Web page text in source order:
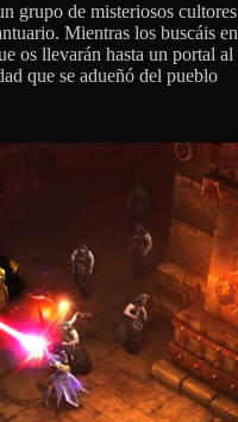
grupo de misteriosos cultores
Mientras los buscáis en
os llevarán hasta un portal al
que se adueñó del pueblo